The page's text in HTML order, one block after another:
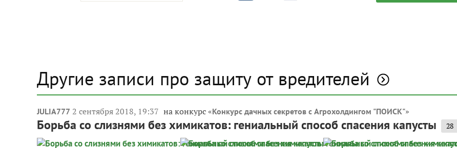
Другие записи про защиту от вредителей
JULIA777 2 сентября 2018, 19:37 на конкурс «Конкурс дачных секретов с Агрохолдингом "ПОИСК"»
Борьба со слизнями без химикатов: гениальный способ спасения капусты 28